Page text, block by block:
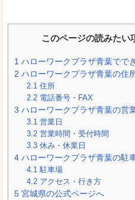
このページの読みたい
1 ハローワークプラザ青葉でで
2 ハローワークプラザ青葉の住
2.1 住所
2.2 電話番号・FAX
3 ハローワークプラザ青葉の営
3.1 営業日
3.2 営業時間・受付時間
3.3 休み・休業日
4 ハローワークプラザ青葉の駐
4.1 駐車場
4.2 アクセス・行き方
5 宮城県の公式ページへ